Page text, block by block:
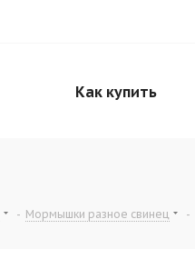
Как купить
- Мормышки разное свинец -